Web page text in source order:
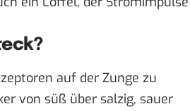
auf der Zunge zu
von süß über salzig, sauer